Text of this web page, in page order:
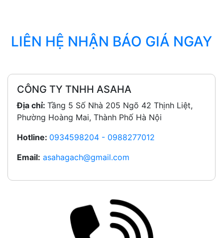
LIÊN HỆ NHẬN BÁO GIÁ NGAY
CÔNG TY TNHH ASAHA
Địa chỉ: Tầng 5 Số Nhà 205 Ngõ 42 Thịnh Liệt,
Phường Hoàng Mai, Thành Phố Hà Nội
Hotline: 0934598204 - 0988277012
Email: asahagach@gmail.com